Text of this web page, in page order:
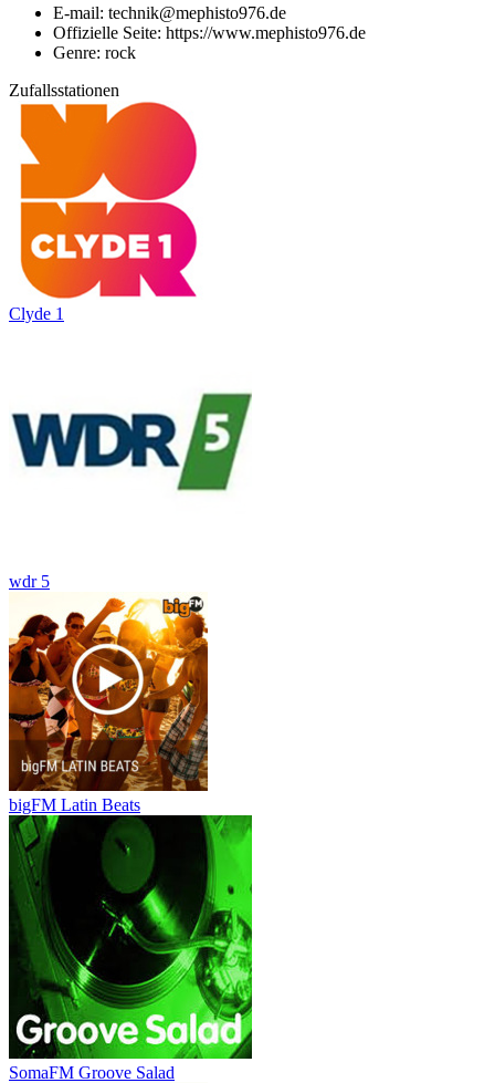
E-mail: technik@mephisto976.de
Offizielle Seite: https://www.mephisto976.de
Genre: rock
Zufallsstationen
Clyde 1
wdr 5
bigFM Latin Beats
SomaFM Groove Salad